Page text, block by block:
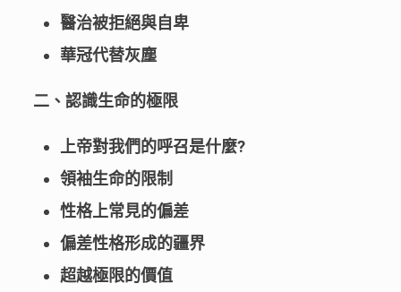
醫治被拒絕與自卑
華冠代替灰塵
二、認識生命的極限
上帝對我們的呼召是什麼?
領袖生命的限制
性格上常見的偏差
偏差性格形成的疆界
超越極限的價值